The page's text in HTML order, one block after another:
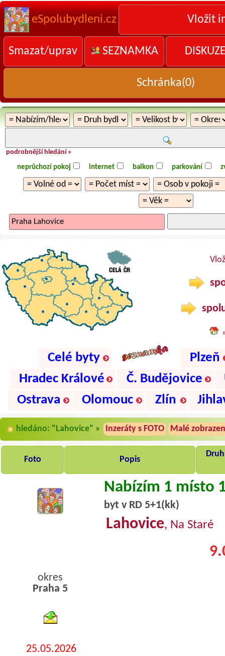
eSpolubydleni.cz Vložit
Smazat/uprav SEZNAMKA
Schránka(0)
podrobnější hledání »
neprůchozí pokoj internet balkon parkování
Celé byty
Plzeň
Hradec Králové
Č. Budějovice
Ostrava
Olomouc Zlín
hledáno: "Lahovice" » Inzeráty s FOTO Malé
Foto Popis
Nabízím 1 místo
byt v RD 5+1(kk)
Lahovice, Na Staré
okres
Praha 5
25.05.2026